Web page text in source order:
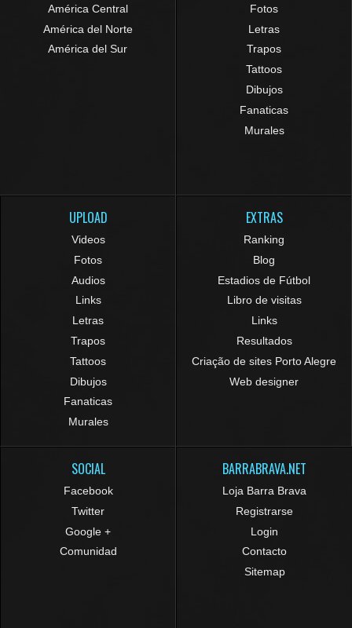
América Central
América del Norte
América del Sur
Fotos
Letras
Trapos
Tattoos
Dibujos
Fanaticas
Murales
UPLOAD
Videos
Fotos
Audios
Links
Letras
Trapos
Tattoos
Dibujos
Fanaticas
Murales
EXTRAS
Ranking
Blog
Estadios de Fútbol
Libro de visitas
Links
Resultados
Criação de sites Porto Alegre
Web designer
SOCIAL
Facebook
Twitter
Google +
Comunidad
BARRABRAVA.NET
Loja Barra Brava
Registrarse
Login
Contacto
Sitemap